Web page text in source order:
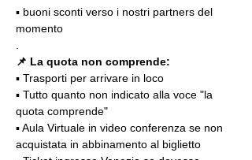
▪️ buoni sconti verso i nostri partners del
momento
📌 La quota non comprende:
▪️ Trasporti per arrivare in loco
▪️ Tutto quanto non indicato alla voce "la
quota comprende"
▪️ Aula Virtuale in video conferenza se non
acquistata in abbinamento al biglietto